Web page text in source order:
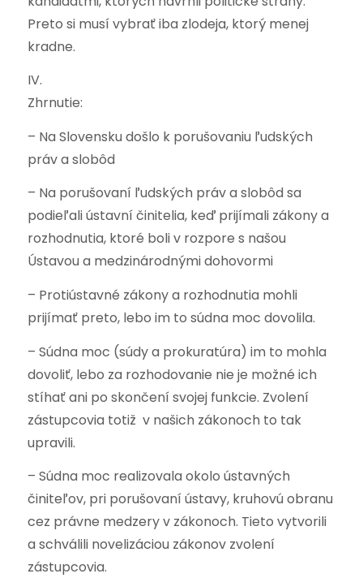
Preto si musí vybrať iba zlodeja, ktorý menej
kradne.
IV.
Zhrnutie:
– Na Slovensku došlo k porušovaniu ľudských
práv a slobôd
– Na porušovaní ľudských práv a slobôd sa
podieľali ústavní činitelia, keď prijímali zákony a
rozhodnutia, ktoré boli v rozpore s našou
Ústavou a medzinárodnými dohovormi
– Protiústavné zákony a rozhodnutia mohli
prijímať preto, lebo im to súdna moc dovolila.
– Súdna moc (súdy a prokuratúra) im to mohla
dovoliť, lebo za rozhodovanie nie je možné ich
stíhať ani po skončení svojej funkcie. Zvolení
zástupcovia totiž v našich zákonoch to tak
upravili.
– Súdna moc realizovala okolo ústavných
činiteľov, pri porušovaní ústavy, kruhovú obranu
cez právne medzery v zákonoch. Tieto vytvorili
a schválili novelizáciou zákonov zvolení
zástupcovia.